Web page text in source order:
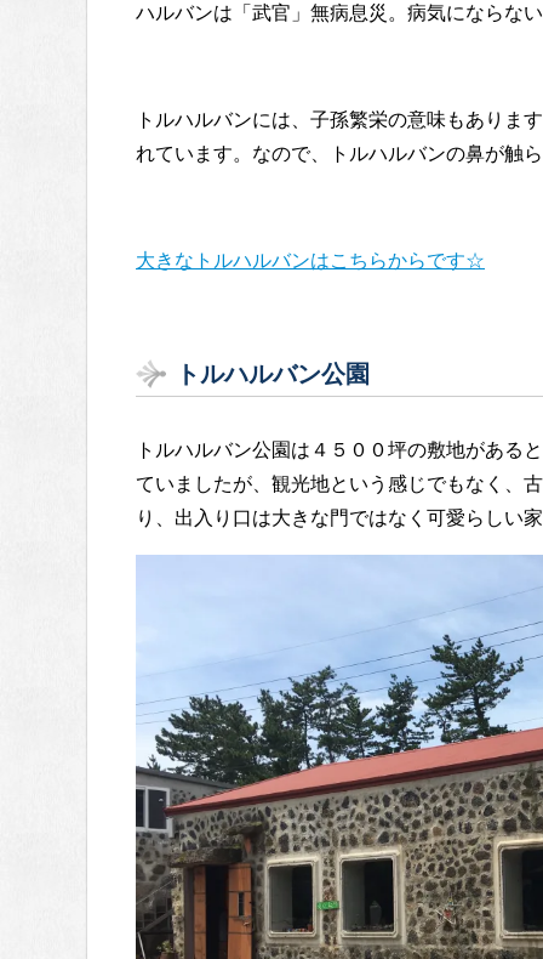
ハルバンは「武官」無病息災。病気にならな
トルハルバンには、子孫繁栄の意味もありま
れています。なので、トルハルバンの鼻が触
大きなトルハルバンはこちらからです☆
トルハルバン公園
トルハルバン公園は４５００坪の敷地がある
ていましたが、観光地という感じでもなく、
り、出入り口は大きな門ではなく可愛らしい